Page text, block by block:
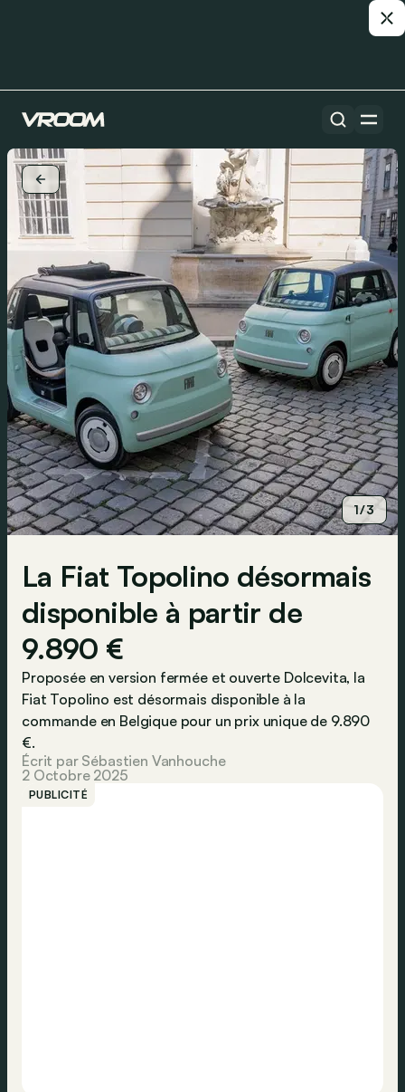
1/3
La Fiat Topolino désormais
disponible à partir de
9.890 €
Proposée en version fermée et ouverte Dolcevita, la
Fiat Topolino est désormais disponible à la
commande en Belgique pour un prix unique de 9.890
€.
Écrit par Sébastien Vanhouche
2 Octobre 2025
PUBLICITÉ